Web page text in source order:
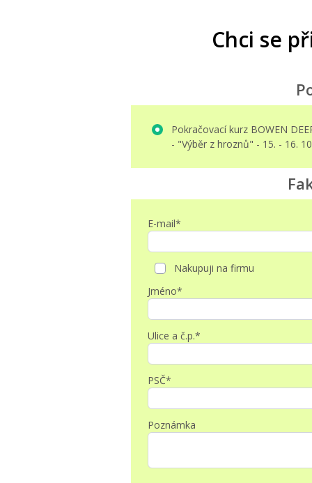
Chci se
Pokračovací kurz BOWEN
- "Výběr z hroznů" - 15. - 16.
E-mail*
Nakupuji na firmu
Jméno*
Ulice a č.p.*
PSČ*
Poznámka